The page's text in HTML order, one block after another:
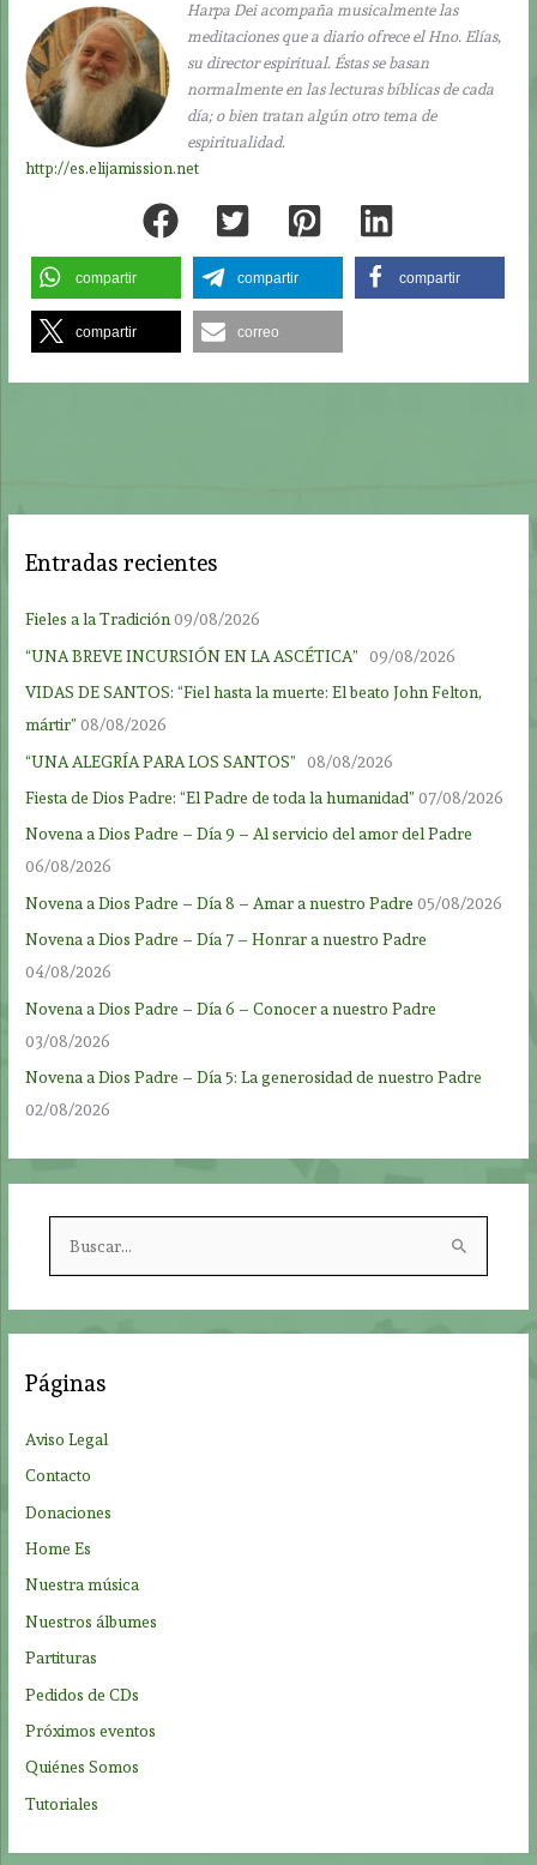
Harpa Dei acompaña musicalmente las
meditaciones que a diario ofrece el Hno. Elías,
su director espiritual. Éstas se basan
normalmente en las lecturas bíblicas de cada
día; o bien tratan algún otro tema de
espiritualidad.
http://es.elijamission.net
compartir compartir compartir
compartir correo
Entradas recientes
Fieles a la Tradición09/08/2026
“UNA BREVE INCURSIÓN EN LA ASCÉTICA”
09/08/2026
VIDAS DE SANTOS: “Fiel hasta la muerte: El beato John Felton,
mártir” 08/08/2026
“UNA ALEGRÍA PARA LOS SANTOS”
08/08/2026
Fiesta de Dios Padre: “El Padre de toda la humanidad” 07/08/2026
Novena a Dios Padre – Día 9 – Al servicio del amor del Padre
06/08/2026
Novena a Dios Padre – Día 8 – Amar a nuestro Padre 05/08/2026
Novena a Dios Padre – Día 7 – Honrar a nuestro Padre
04/08/2026
Novena a Dios Padre – Día 6 – Conocer a nuestro Padre
03/08/2026
Novena a Dios Padre – Día 5: La generosidad de nuestro Padre
02/08/2026
c
r
:
Páginas
Aviso Legal
Contacto
Donaciones
Home Es
Nuestra música
Nuestros álbumes
Partituras
Pedidos de CDs
Próximos eventos
Quiénes Somos
Tutoriales